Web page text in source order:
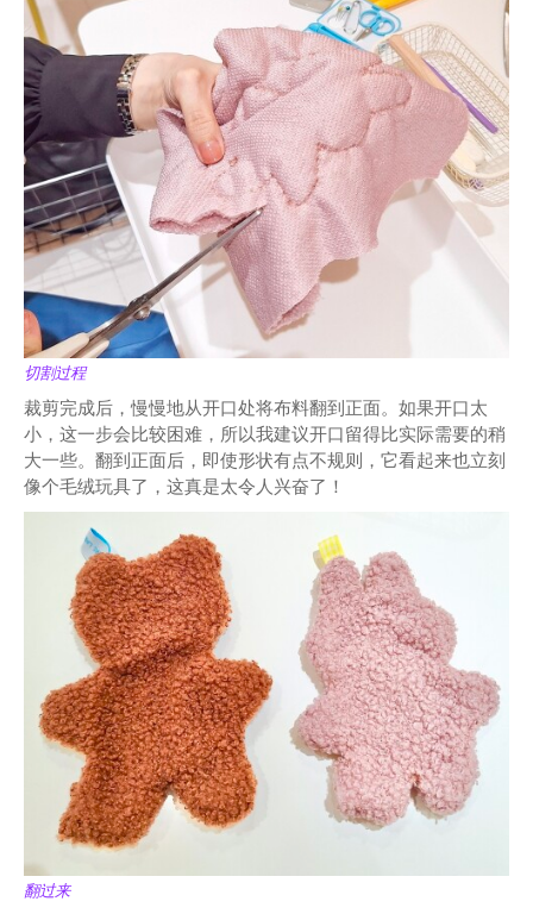
切割过程
裁剪完成后，慢慢地从开口处将布料翻到正面。如果开口太
小，这一步会比较困难，所以我建议开口留得比实际需要的稍
大一些。翻到正面后，即使形状有点不规则，它看起来也立刻
像个毛绒玩具了，这真是太令人兴奋了！
翻过来